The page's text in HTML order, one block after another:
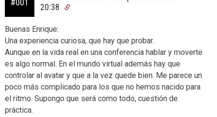
#001
20:38
Buenas Enrique:
Una experiencia curiosa, que hay que probar.
Aunque en la vida real en una conferencia hablar y moverte
es algo normal. En el mundo virtual además hay que
controlar al avatar y que a la vez quede bien. Me parece un
poco más complicado para los que no hemos nacido para
el ritmo. Supongo que será como todo, cuestión de
práctica.